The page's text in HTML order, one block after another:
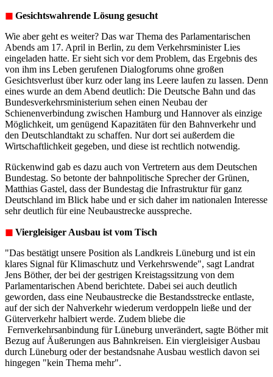
◼︎ Gesichtswahrende Lösung gesucht
Wie aber geht es weiter? Das war Thema des Parlamentarischen
Abends am 17. April in Berlin, zu dem Verkehrsminister Lies
eingeladen hatte. Er sieht sich vor dem Problem, das Ergebnis des
von ihm ins Leben gerufenen Dialogforums ohne großen
Gesichtsverlust über kurz oder lang ins Leere laufen zu lassen. Denn
eines wurde an dem Abend deutlich: Die Deutsche Bahn und das
Bundesverkehrsministerium sehen einen Neubau der
Schienenverbindung zwischen Hamburg und Hannover als einzige
Möglichkeit, um genügend Kapazitäten für den Bahnverkehr und
den Deutschlandtakt zu schaffen. Nur dort sei außerdem die
Wirtschaftlichkeit gegeben, und diese ist rechtlich notwendig.
Rückenwind gab es dazu auch von Vertretern aus dem Deutschen
Bundestag. So betonte der bahnpolitische Sprecher der Grünen,
Matthias Gastel, dass der Bundestag die Infrastruktur für ganz
Deutschland im Blick habe und er sich daher im nationalen Interesse
sehr deutlich für eine Neubaustrecke ausspreche.
◼︎ Viergleisiger Ausbau ist vom Tisch
"Das bestätigt unsere Position als Landkreis Lüneburg und ist ein
klares Signal für Klimaschutz und Verkehrswende", sagt Landrat
Jens Böther, der bei der gestrigen Kreistagssitzung von dem
Parlamentarischen Abend berichtete. Dabei sei auch deutlich
geworden, dass eine Neubaustrecke die Bestandsstrecke entlaste,
auf der sich der Nahverkehr wiederum verdoppeln ließe und der
Güterverkehr halbiert werde. Zudem bliebe die
Fernverkehrsanbindung für Lüneburg unverändert, sagte Böther mit
Bezug auf Äußerungen aus Bahnkreisen. Ein viergleisiger Ausbau
durch Lüneburg oder der bestandsnahe Ausbau westlich davon sei
hingegen "kein Thema mehr".